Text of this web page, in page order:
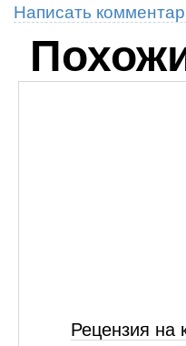
Написать
Рецензия на